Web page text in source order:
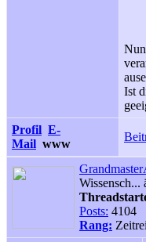
Ist
Profil E-
Mail www
Wissensch...
Posts: 4104
Rang: